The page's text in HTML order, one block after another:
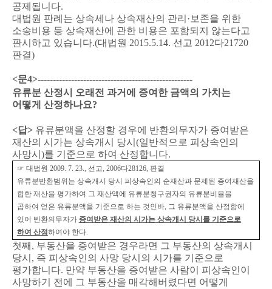
공제됩니다.
대법원 판례는 상속세나 상속재산의 관리 · 보존을 위한
소송비용 등 상속재산에 관한 비용은 포함되지 않는다고
판시하고 있습니다.(대법원 2015.5.14. 선고 2012다21720
판결)
<문4>---------------------------------------------------
유류분 산정시 오래전 과거에 증여한 금액의 가치는
어떻게 산정하나요?
<답> 유류분액을 산정할 경우에 반환의무자가 증여받은
재산의 시가는 상속개시 당시 (일반적으로 피상속인의
사망시 )를 기준으로 하여 산정합니다.
☞ 대법원 2009. 7. 23., 선고, 2006다28126, 판결
유류분반환범위는 상속개시 당시 피상속인의 순재산과 문제된 증여재산을
합한 재산을 평가하여 그 재산액에 유류분청구권자의 유류분비율을
곱하여 얻은 유류분액을 기준으로 하는 것인바, 그 유류분액을 산정함에
있어 반환의무자가 증여받은 재산의 시가는 상속개시 당시를 기준으로
하여 산정하여야 한다.
첫째 , 부동산을 증여받은 경우라면 그 부동산의 상속개시
당시 , 즉 피상속인의 사망 당시의 시가를 기준으로
평가합니다. 만약 부동산을 증여받은 사람이 피상속인이
사망하기 전에 그 부동산을 매각해버렸다면 어떻게